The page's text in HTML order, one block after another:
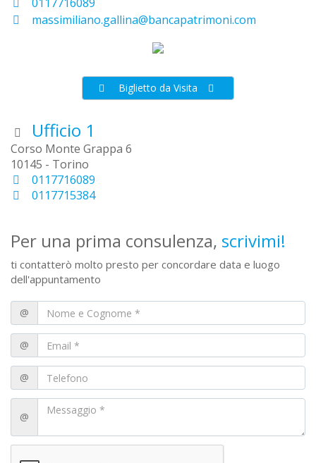
massimiliano.gallina@bancapatrimoni.com
Biglietto da Visita
Ufficio 1
Corso Monte Grappa 6
10145 - Torino
0117716089
0117715384
Per una prima consulenza, scrivimi!
ti contatterò molto presto per concordare data e luogo
dell'appuntamento
@
@
@
@